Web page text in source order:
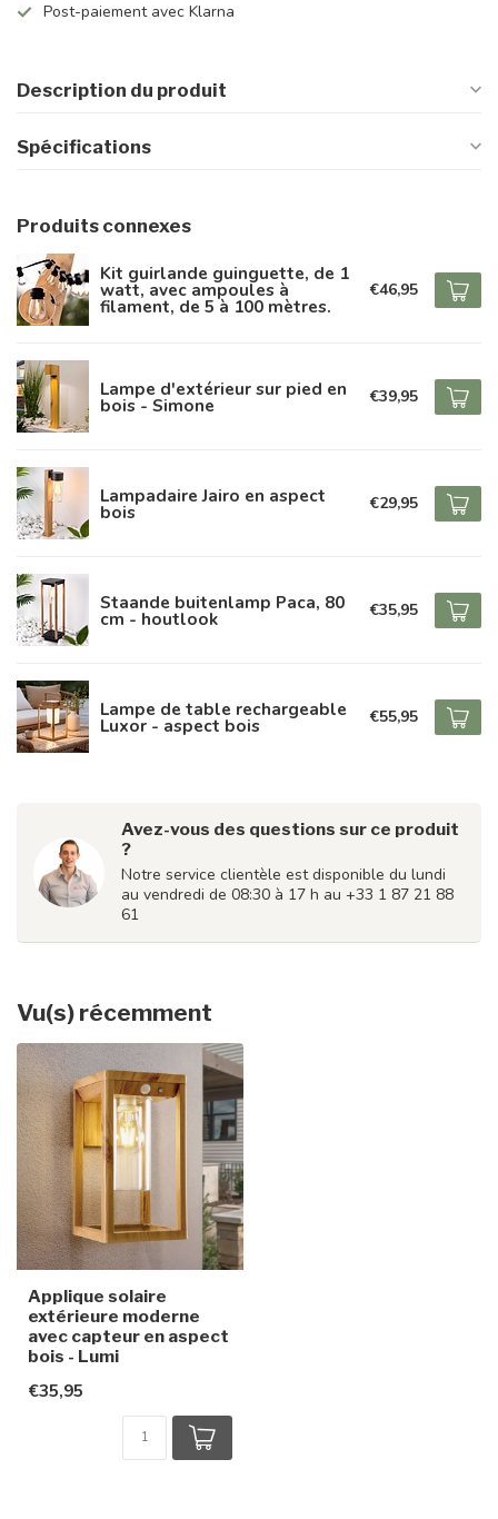
Post-paiement avec Klarna
Description du produit
Spécifications
Produits connexes
Kit guirlande guinguette, de 1
watt, avec ampoules à
filament, de 5 à 100 mètres.
€46,95
Lampe d'extérieur sur pied en
bois - Simone €39,95
Lampadaire Jairo en aspect
bois €29,95
Staande buitenlamp Paca, 80
cm - houtlook €35,95
Lampe de table rechargeable
Luxor - aspect bois €55,95
Avez-vous des questions sur ce produit
?
Notre service clientèle est disponible du lundi
au vendredi de 08:30 à 17 h au +33 1 87 21 88
61
Vu(s) récemment
Applique solaire
extérieure moderne
avec capteur en aspect
bois - Lumi
€35,95